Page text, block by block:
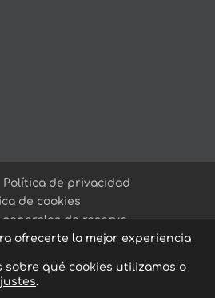
Política de privacidad
de cookies
de reserva
ofrecerte la mejor experiencia
sobre qué cookies utilizamos o
.